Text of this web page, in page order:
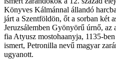
Könyves Kálmánnal állandó
járt a Szentföldön, őt a sorban két
Jeruzsálemben Gyönyörű úrnő, az
fia Atyusz mostohaanyja, 1135-
ismert, Petronilla nevű magyar
ugyanott.